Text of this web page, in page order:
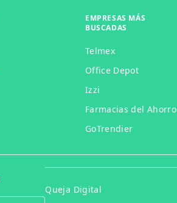
EMPRESAS MÁS
BUSCADAS
Telmex
Office Depot
Izzi
Farmacias del Ahorro
GoTrendier
Queja Digital